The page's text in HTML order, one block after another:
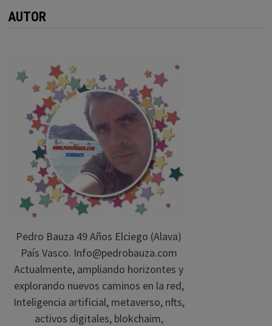
AUTOR
Pedro Bauza 49 Años Elciego (Alava)
País Vasco. Info@pedrobauza.com
Actualmente, ampliando horizontes y
explorando nuevos caminos en la red,
Inteligencia artificial, metaverso, nfts,
activos digitales, blokchaim,